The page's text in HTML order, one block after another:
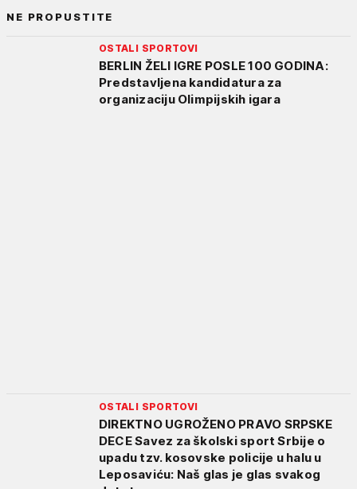
NE PROPUSTITE
OSTALI SPORTOVI
BERLIN ŽELI IGRE POSLE 100 GODINA:
Predstavljena kandidatura za
organizaciju Olimpijskih igara
OSTALI SPORTOVI
DIREKTNO UGROŽENO PRAVO SRPSKE
DECE Savez za školski sport Srbije o
upadu tzv. kosovske policije u halu u
Leposaviću: Naš glas je glas svakog